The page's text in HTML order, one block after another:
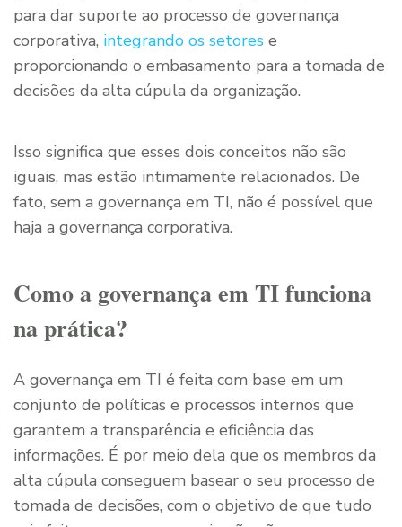
para dar suporte ao processo de governança
corporativa, integrando os setores e
proporcionando o embasamento para a tomada de
decisões da alta cúpula da organização.
Isso significa que esses dois conceitos não são
iguais, mas estão intimamente relacionados. De
fato, sem a governança em TI, não é possível que
haja a governança corporativa.
Como a governança em TI funciona
na prática?
A governança em TI é feita com base em um
conjunto de políticas e processos internos que
garantem a transparência e eficiência das
informações. É por meio dela que os membros da
alta cúpula conseguem basear o seu processo de
tomada de decisões, com o objetivo de que tudo